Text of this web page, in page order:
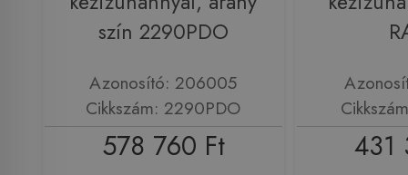
szín 2290PDO
Azonosító: 206005
Cikkszám: 2290PDO
578 760 Ft 431